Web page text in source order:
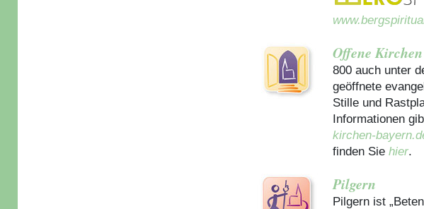
Offene Kirchen
800 auch unter
geöffnete
Stille und
Informationen
kirchen-
finden Sie hier.
Pilgern
Pilgern ist